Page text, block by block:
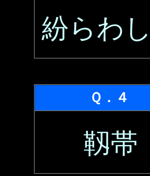
紛らわ
Ｑ．４
靱帯